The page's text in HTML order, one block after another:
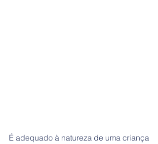
É adequado à natureza de uma criança